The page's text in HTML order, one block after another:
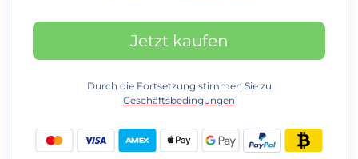
Jetzt kaufen
Durch die Fortsetzung stimmen Sie zu
Geschäftsbedingungen